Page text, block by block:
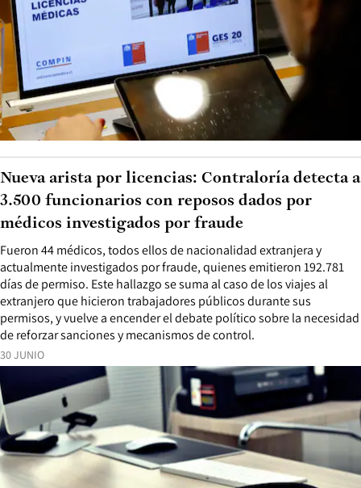
30 JUNIO
Fueron 44 médicos, todos ellos de nacionalidad extranjera y
actualmente investigados por fraude, quienes emitieron 192.781
días de permiso. Este hallazgo se suma al caso de los viajes al
extranjero que hicieron trabajadores públicos durante sus
permisos, y vuelve a encender el debate político sobre la necesidad
de reforzar sanciones y mecanismos de control.
Nueva arista por licencias: Contraloría detecta a
3.500 funcionarios con reposos dados por
médicos investigados por fraude